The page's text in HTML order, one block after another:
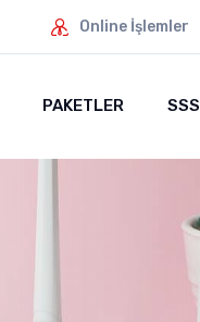
Online İşlemler
PAKETLER SSS